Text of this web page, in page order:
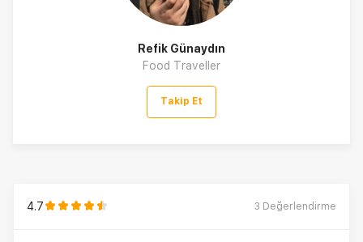
Refik Günaydın
Food Traveller
Takip Et
4.7 3 Değerlendirme